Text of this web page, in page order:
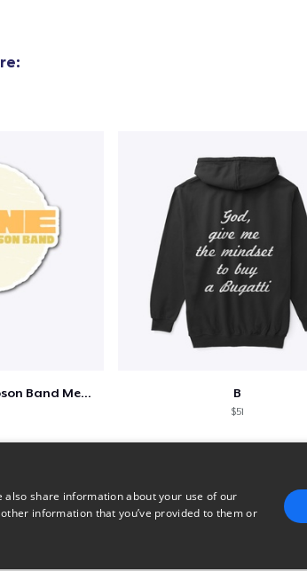
Shine - Bobby Thompson Band Merch B
$51
also share information about your use of our
information that you’ve provided to them or